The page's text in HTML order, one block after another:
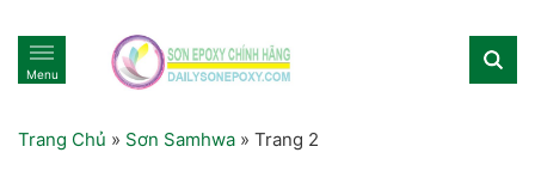
Menu
Trang Chủ » Sơn Samhwa » Trang 2